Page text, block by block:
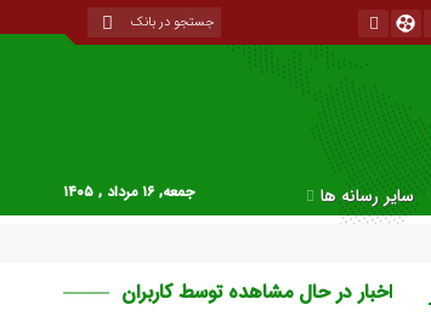
سایر رسانه ها جمعه, ۱۶ مرداد , ۱۴۰۵
اخبار در حال مشاهده توسط کاربران